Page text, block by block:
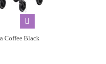
Coffee Black